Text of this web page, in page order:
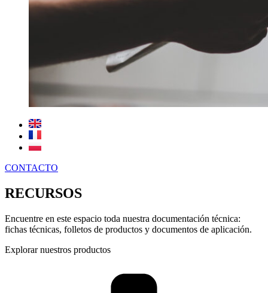
CONTACTO
RECURSOS
Encuentre en este espacio toda nuestra documentación técnica:
fichas técnicas, folletos de productos y documentos de aplicación.
Explorar nuestros productos